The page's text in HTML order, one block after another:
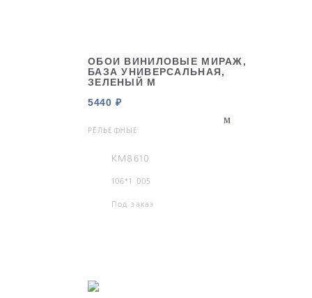
ОБОИ ВИНИЛОВЫЕ МИРАЖ,
БАЗА УНИВЕРСАЛЬНАЯ,
ЗЕЛЕНЫЙ М
5440 ₽
РЕЛЬЕФНЫЕ
KM8610
106*1 005
Под заказ